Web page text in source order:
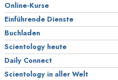
Online-Kurse
Einführende Dienste
Buchladen
Scientology heute
Daily Connect
Scientology in aller Welt